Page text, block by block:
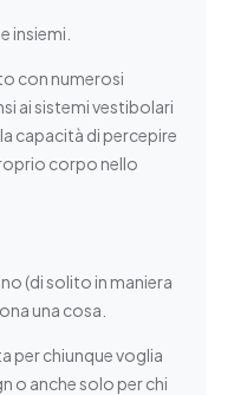
insiemi.
con numerosi
ai sistemi vestibolari
capacità di percepire
corpo nello
(di solito in maniera
una cosa.
per chiunque voglia
o anche solo per chi